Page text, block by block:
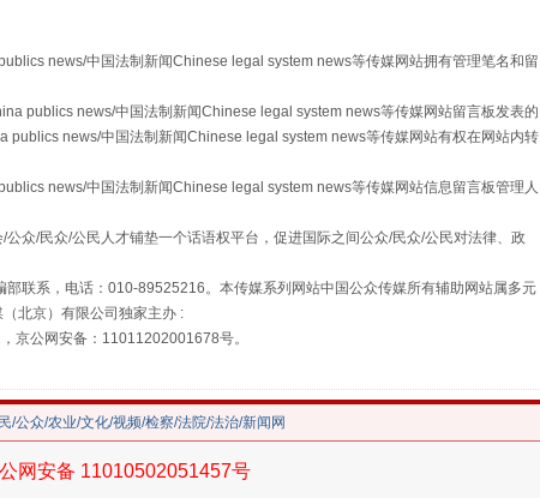
官
news/中国法制新闻Chinese legal system news等传媒网站拥有管理笔名和留
publics news/中国法制新闻Chinese legal system news等传媒网站留言板发表的
news/中国法制新闻Chinese legal system news等传媒网站有权在网站内转
news/中国法制新闻Chinese legal system news等传媒网站信息留言板管理人
众/民众/公民人才铺垫一个话语权平台，促进国际之间公众/民众/公民对法律、政
联系，电话：010-89525216。本传媒系列网站中国公众传媒所有辅助网站属多元
北京）有限公司独家主办 :
京公网安备：11011202001678号。
/公众/农业/文化/视频/检察/法院/法治/新闻网
网安备 11010502051457号